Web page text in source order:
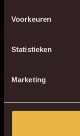
Voorkeuren
Statistieken
Marketing